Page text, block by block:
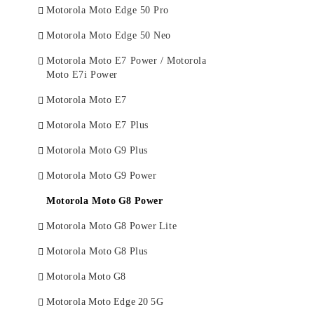
Samsung A25
Samsung A15
Samsung A05
Samsung A05S
Samsung A54
Samsung A34
Samsung A24
Samsung A14
Samsung A04S/A13 5G
Samsung A73
Xiaomi Mi 11
Xiaomi 11T Xiaomi 11T Pro
Xiaomi Mi 11 Ultra
Xiaomi Mi 11i/Poco F3
Poco X7 Pro
Poco X7 5G
Poco C65
Poco C75
Poco C71
Poco X5 Pro
Huawei P60 Pro
Huawei P50 Pro
Huawei P40 Pro
Huawei P40 Lite
Huawei P40 Lite E/Huawei Y7p
Huawei P40
Huawei P30 Pro
Huawei P30 Lite
Huawei P30
Huawei P20 Pro
Motorola Moto Edge 50 Pro
Motorola Moto Edge 50 Neo
Motorola Moto E7 Power / Motorola
Moto E7i Power
Motorola Moto E7
Motorola Moto E7 Plus
Motorola Moto G9 Plus
Motorola Moto G9 Power
Motorola Moto G8 Power
Motorola Moto G8 Power Lite
Motorola Moto G8 Plus
Motorola Moto G8
Motorola Moto Edge 20 5G